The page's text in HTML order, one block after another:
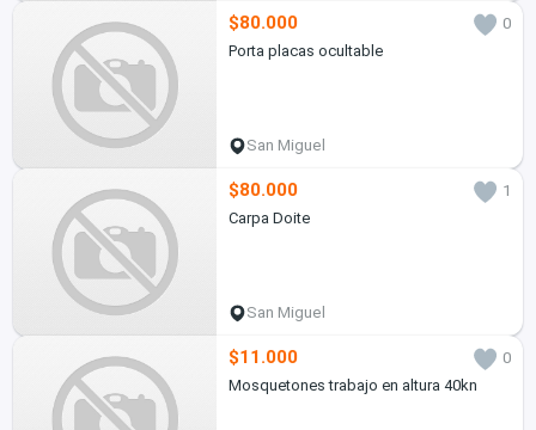
$80.000
0
Porta placas ocultable
San Miguel
$80.000
1
Carpa Doite
San Miguel
$11.000
0
Mosquetones trabajo en altura 40kn